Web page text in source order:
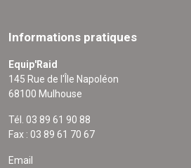
Informations pratiques
Equip'Raid
145 Rue de l'Île Napoléon
68100 Mulhouse
Tél. 03 89 61 90 88
Fax : 03 89 61 70 67
Email